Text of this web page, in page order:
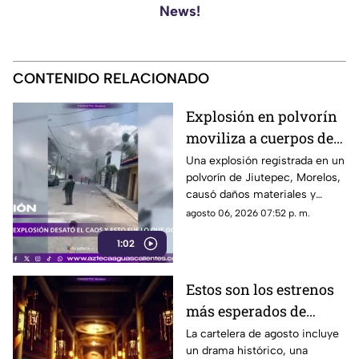
News!
CONTENIDO RELACIONADO
1:02
Explosión en polvorín
moviliza a cuerpos de
emergencia
Una explosión registrada en un
polvorín de Jiutepec, Morelos,
causó daños materiales y
generó un operativo de
agosto 06, 2026 07:52 p. m.
Estos son los estrenos
más esperados de
agosto
La cartelera de agosto incluye
un drama histórico, una